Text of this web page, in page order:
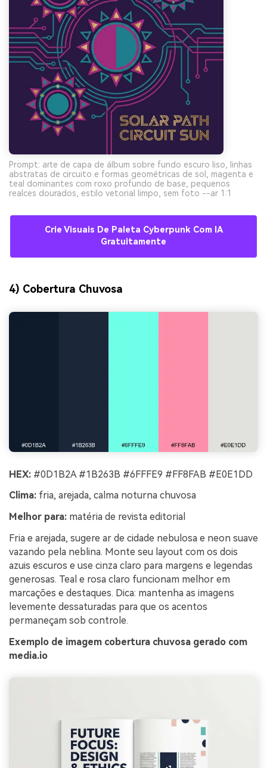
Prompt: arte de capa de álbum sobre fundo escuro liso, linhas
abstratas de circuito e formas geométricas de sol, magenta e
teal dominantes com roxo profundo de base, pequenos
realces dourados, estilo vetorial limpo, sem foto --ar 1:1
Crie Visuais De Paleta Cyberpunk Com IA
Gratuitamente
4) Cobertura Chuvosa
HEX: #0D1B2A #1B263B #6FFFE9 #FF8FAB #E0E1DD
Clima: fria, arejada, calma noturna chuvosa
Melhor para: matéria de revista editorial
Fria e arejada, sugere ar de cidade nebulosa e neon suave
vazando pela neblina. Monte seu layout com os dois
azuis escuros e use cinza claro para margens e legendas
generosas. Teal e rosa claro funcionam melhor em
marcações e destaques. Dica: mantenha as imagens
levemente dessaturadas para que os acentos
permaneçam sob controle.
Exemplo de imagem cobertura chuvosa gerado com
media.io